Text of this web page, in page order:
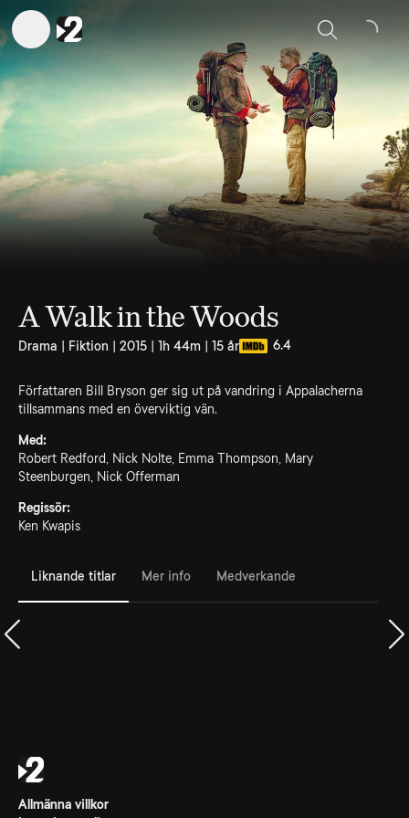
Sök
A Walk in the Woods
Drama | Fiktion | 2015 | 1h 44m | 15 år 6.4
Författaren Bill Bryson ger sig ut på vandring i Appalacherna
tillsammans med en överviktig vän.
Med:
Robert Redford, Nick Nolte, Emma Thompson, Mary
Steenburgen, Nick Offerman
Regissör:
Ken Kwapis
Liknande titlar Mer info Medverkande
Allmänna villkor